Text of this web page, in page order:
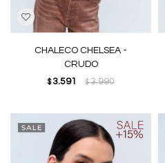
CHALECO CHELSEA -
CRUDO
$ 3.591 $3.990